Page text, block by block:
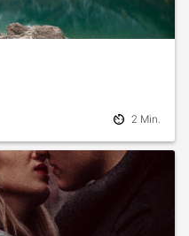
2 Min.